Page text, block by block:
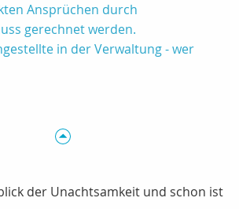
Ansprüchen durch
gerechnet werden.
in der Verwaltung - wer
der Unachtsamkeit und schon ist